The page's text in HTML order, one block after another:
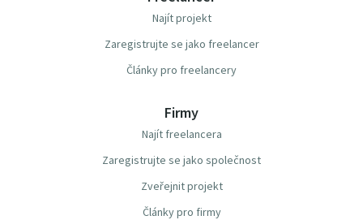
Najít projekt
Zaregistrujte se jako freelancer
Články pro freelancery
Firmy
Najít freelancera
Zaregistrujte se jako společnost
Zveřejnit projekt
Články pro firmy